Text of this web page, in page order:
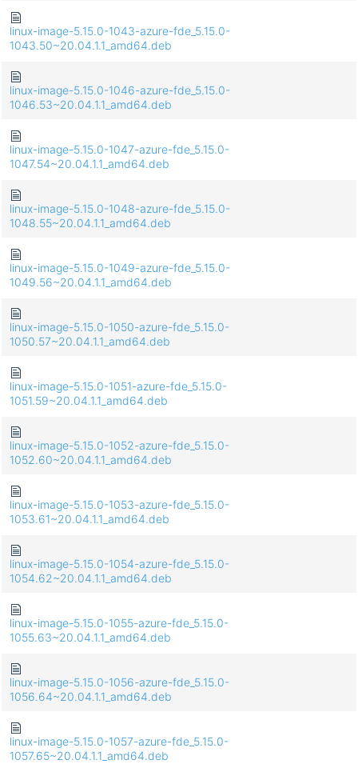
linux-image-5.15.0-1043-azure-fde_5.15.0-
1043.50~20.04.1.1_amd64.deb
linux-image-5.15.0-1046-azure-fde_5.15.0-
1046.53~20.04.1.1_amd64.deb
linux-image-5.15.0-1047-azure-fde_5.15.0-
1047.54~20.04.1.1_amd64.deb
linux-image-5.15.0-1048-azure-fde_5.15.0-
1048.55~20.04.1.1_amd64.deb
linux-image-5.15.0-1049-azure-fde_5.15.0-
1049.56~20.04.1.1_amd64.deb
linux-image-5.15.0-1050-azure-fde_5.15.0-
1050.57~20.04.1.1_amd64.deb
linux-image-5.15.0-1051-azure-fde_5.15.0-
1051.59~20.04.1.1_amd64.deb
linux-image-5.15.0-1052-azure-fde_5.15.0-
1052.60~20.04.1.1_amd64.deb
linux-image-5.15.0-1053-azure-fde_5.15.0-
1053.61~20.04.1.1_amd64.deb
linux-image-5.15.0-1054-azure-fde_5.15.0-
1054.62~20.04.1.1_amd64.deb
linux-image-5.15.0-1055-azure-fde_5.15.0-
1055.63~20.04.1.1_amd64.deb
linux-image-5.15.0-1056-azure-fde_5.15.0-
1056.64~20.04.1.1_amd64.deb
linux-image-5.15.0-1057-azure-fde_5.15.0-
1057.65~20.04.1.1_amd64.deb